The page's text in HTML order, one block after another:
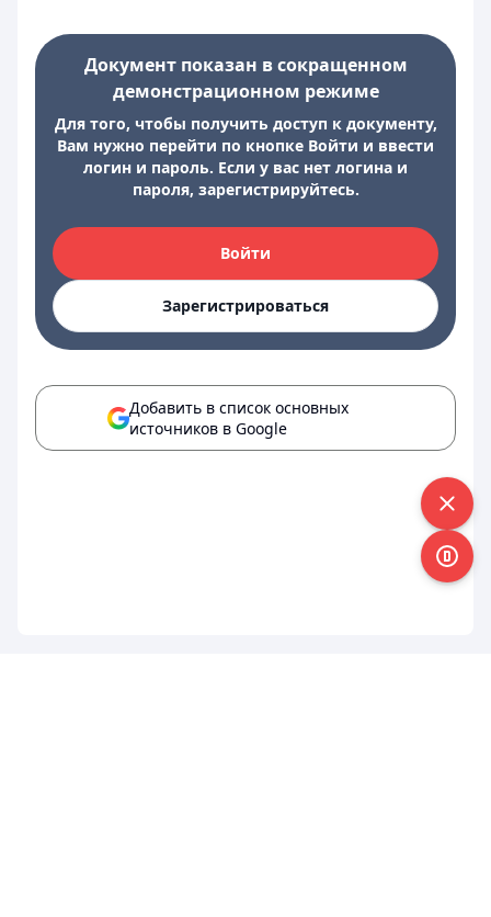
Документ показан в сокращенном
демонстрационном режиме
Для того, чтобы получить доступ к документу,
Вам нужно перейти по кнопке Войти и ввести
логин и пароль. Если у вас нет логина и
пароля, зарегистрируйтесь.
Войти
Зарегистрироваться
Добавить в список основных
источников в Google